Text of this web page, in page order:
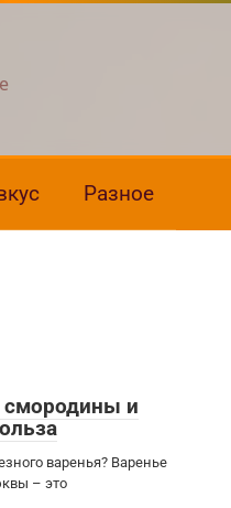
Разное
смородины и
варенья? Варенье
– это